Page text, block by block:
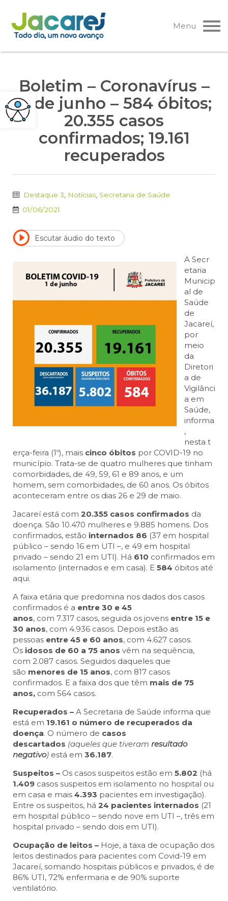
Pular
para
o
Menu
Boletim – Coronavírus –
1º de junho – 584 óbitos;
20.355 casos
confirmados; 19.161
recuperados
Destaque 3 Notícias Secretaria de Saúde
01/06/2021
Escutar áudio do texto
A Secr
etaria
Municip
al de
Saúde
de
Jacareí,
por
meio
da
Diretori
a de
Vigilânci
a em
Saúde,
informa
,
nesta t
erça-feira (1º), mais cinco óbitos por COVID-19 no
município. Trata-se de quatro mulheres que tinham
comorbidades, de 49, 59, 61 e 89 anos, e um
homem, sem comorbidades, de 60 anos. Os óbitos
aconteceram entre os dias 26 e 29 de maio.
Jacareí está com 20.355 casos confirmados da
doença. São 10.470 mulheres e 9.885 homens. Dos
confirmados, estão internados 86 (37 em hospital
público – sendo 16 em UTI –, e 49 em hospital
privado – sendo 21 em UTI). Há 610 confirmados em
isolamento (internados e em casa). E 584 óbitos até
aqui.
A faixa etária que predomina nos dados dos casos
confirmados é a entre 30 e 45
anos, com 7.317 casos, seguida os jovens entre 15 e
30 anos, com 4.936 casos. Depois estão as
pessoas entre 45 e 60 anos, com 4.627 casos.
Os idosos de 60 a 75 anos vêm na sequência,
com 2.087 casos. Seguidos daqueles que
são menores de 15 anos, com 817 casos
confirmados. E a faixa dos que têm mais de 75
anos, com 564 casos.
Recuperados – A Secretaria de Saúde informa que
está em 19.161 o número de recuperados da
doença. O número de casos
descartados (aqueles que tiveram resultado
negativo) está em 36.187.
Suspeitos – Os casos suspeitos estão em 5.802 (há
1.409 casos suspeitos em isolamento no hospital ou
em casa e mais 4.393 pacientes em investigação).
Entre os suspeitos, há 24 pacientes internados (21
em hospital público – sendo nove em UTI –, três em
hospital privado – sendo dois em UTI).
Ocupação de leitos – Hoje, a taxa de ocupação dos
leitos destinados para pacientes com Covid-19 em
Jacareí, somando hospitais públicos e privados, é de
86% UTI, 72% enfermaria e de 90% suporte
ventilatório.